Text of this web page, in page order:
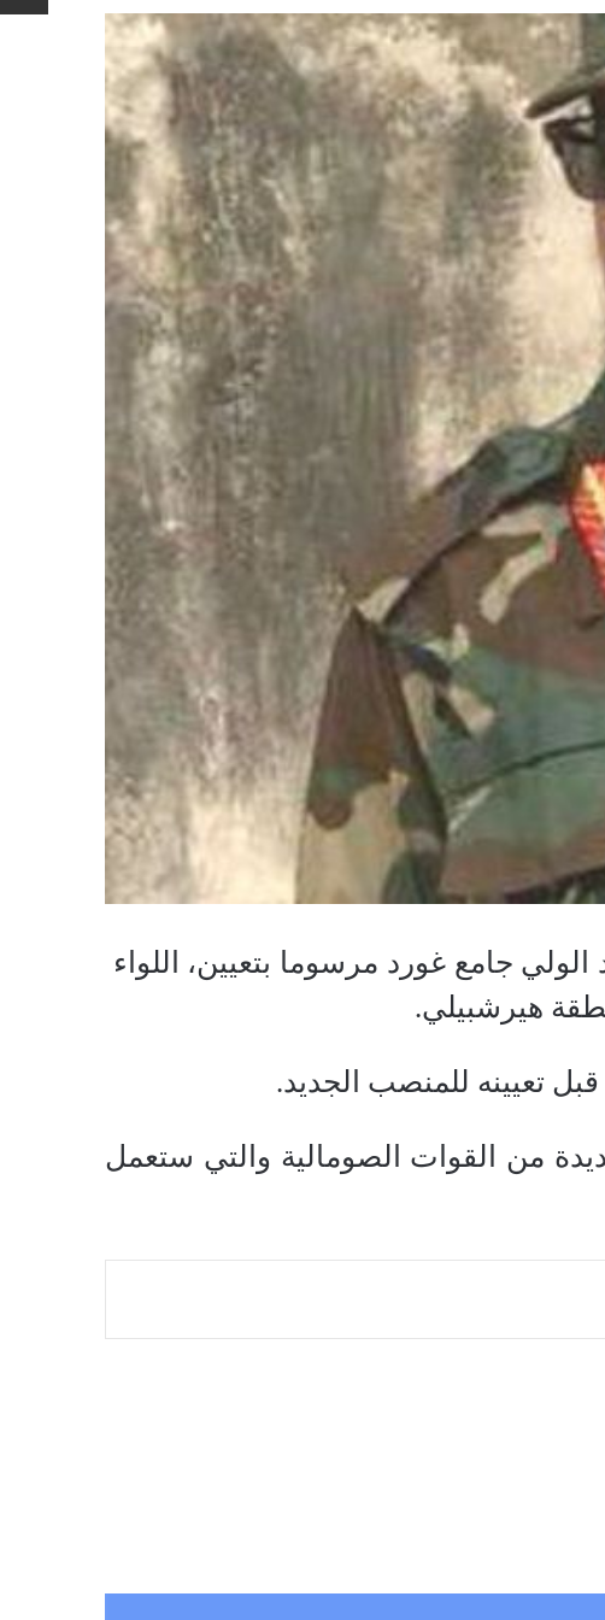
جامع غورد مرسوما بتعيين، اللواء
تضم كتيبة 27 مجموعة جديدة من القوات الصومالية والتي ستعمل